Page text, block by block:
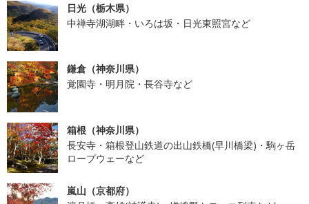
日光（栃木県）
中禅寺湖湖畔・いろは坂・日光東照宮など
鎌倉（神奈川県）
覚園寺・明月院・長谷寺など
箱根（神奈川県）
長安寺・箱根登山鉄道の出山鉄橋(早川橋梁)・駒ヶ岳
ロープウェーなど
嵐山（京都府）